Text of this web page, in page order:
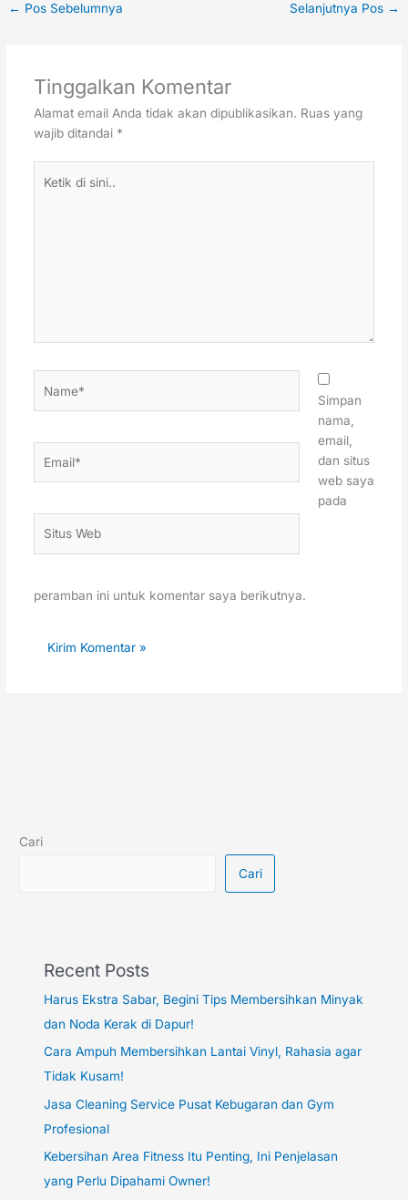
← Pos Sebelumnya Selanjutnya Pos →
Tinggalkan Komentar
Alamat email Anda tidak akan dipublikasikan. Ruas yang
wajib ditandai *
Web
Simpan
nama,
email,
dan situs
web saya
pada
peramban ini untuk komentar saya berikutnya.
Cari
Cari
Recent Posts
Harus Ekstra Sabar, Begini Tips Membersihkan Minyak
dan Noda Kerak di Dapur!
Cara Ampuh Membersihkan Lantai Vinyl, Rahasia agar
Tidak Kusam!
Jasa Cleaning Service Pusat Kebugaran dan Gym
Profesional
Kebersihan Area Fitness Itu Penting, Ini Penjelasan
yang Perlu Dipahami Owner!